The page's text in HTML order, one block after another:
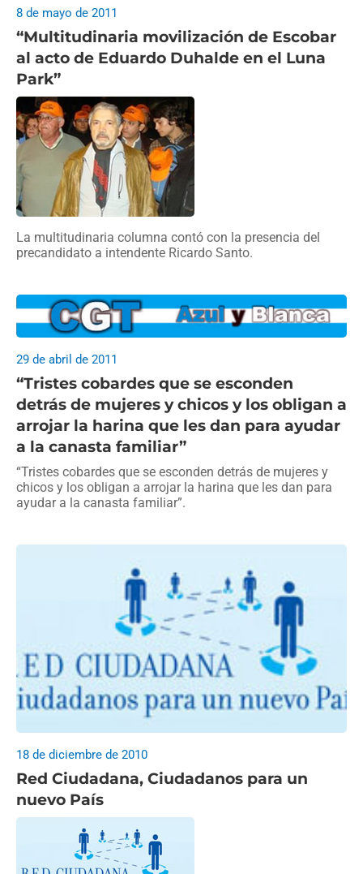
“Multitudinaria movilización de Escobar
al acto de Eduardo Duhalde en el Luna
Park”
8 de mayo de 2011
La multitudinaria columna contó con la presencia del
precandidato a intendente Ricardo Santo.
“Tristes cobardes que se esconden
detrás de mujeres y chicos y los obligan a
arrojar la harina que les dan para ayudar
a la canasta familiar”
29 de abril de 2011
“Tristes cobardes que se esconden detrás de mujeres y
chicos y los obligan a arrojar la harina que les dan para
ayudar a la canasta familiar”.
Red Ciudadana, Ciudadanos para un
nuevo País
18 de diciembre de 2010